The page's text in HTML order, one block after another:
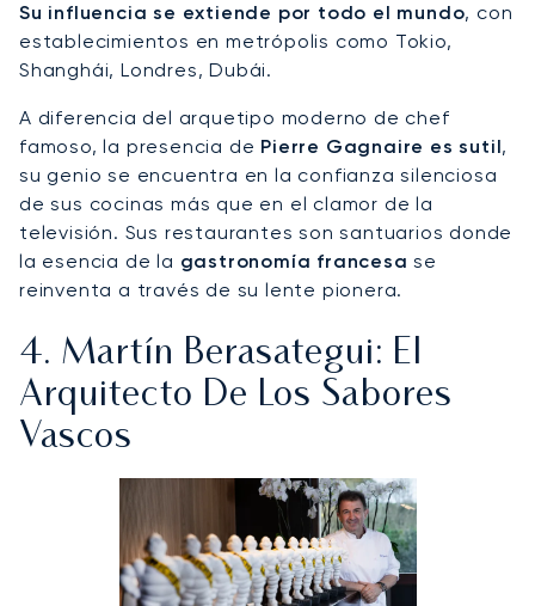
Su influencia se extiende por todo el mundo, con
establecimientos en metrópolis como Tokio,
Shanghái, Londres, Dubái.
A diferencia del arquetipo moderno de chef
famoso, la presencia de Pierre Gagnaire es sutil,
su genio se encuentra en la confianza silenciosa
de sus cocinas más que en el clamor de la
televisión. Sus restaurantes son santuarios donde
la esencia de la gastronomía francesa se
reinventa a través de su lente pionera.
4. Martín Berasategui: El
Arquitecto De Los Sabores
Vascos